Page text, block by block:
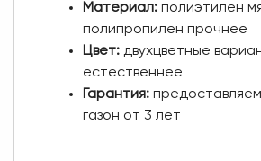
Материал:полиэтилен
полипропилен прочнее
Цвет:двухцветные
естественнее
Гарантия:
газон от 3 лет